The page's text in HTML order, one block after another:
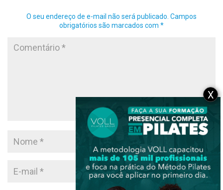
O seu endereço de e-mail não será publicado. Campos
obrigatórios são marcados com *
X